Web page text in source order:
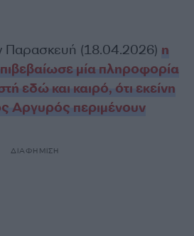
Παρασκευή (18.04.2026) η
μία πληροφορία
εδώ και καιρό, ότι εκείνη
Αργυρός περιμένουν
ΔΙΑΦΗΜΙΣΗ